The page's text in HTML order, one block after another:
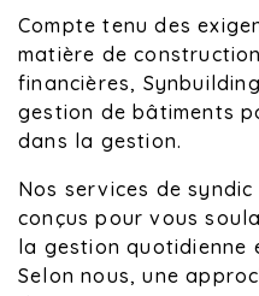
Compte tenu des
matière de
financières,
gestion de bâtiments
dans la gestion.
Nos services de
conçus pour vous
la gestion quotidienne
Selon nous, une